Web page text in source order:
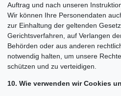
Auftrag und nach unseren
Wir können Ihre Personendaten
zur Einhaltung der geltenden
Gerichtsverfahren, auf Verlangen
Behörden oder aus anderen
notwendig halten, um unsere
schützen und zu verteidigen.
10. Wie verwenden wir Cookies